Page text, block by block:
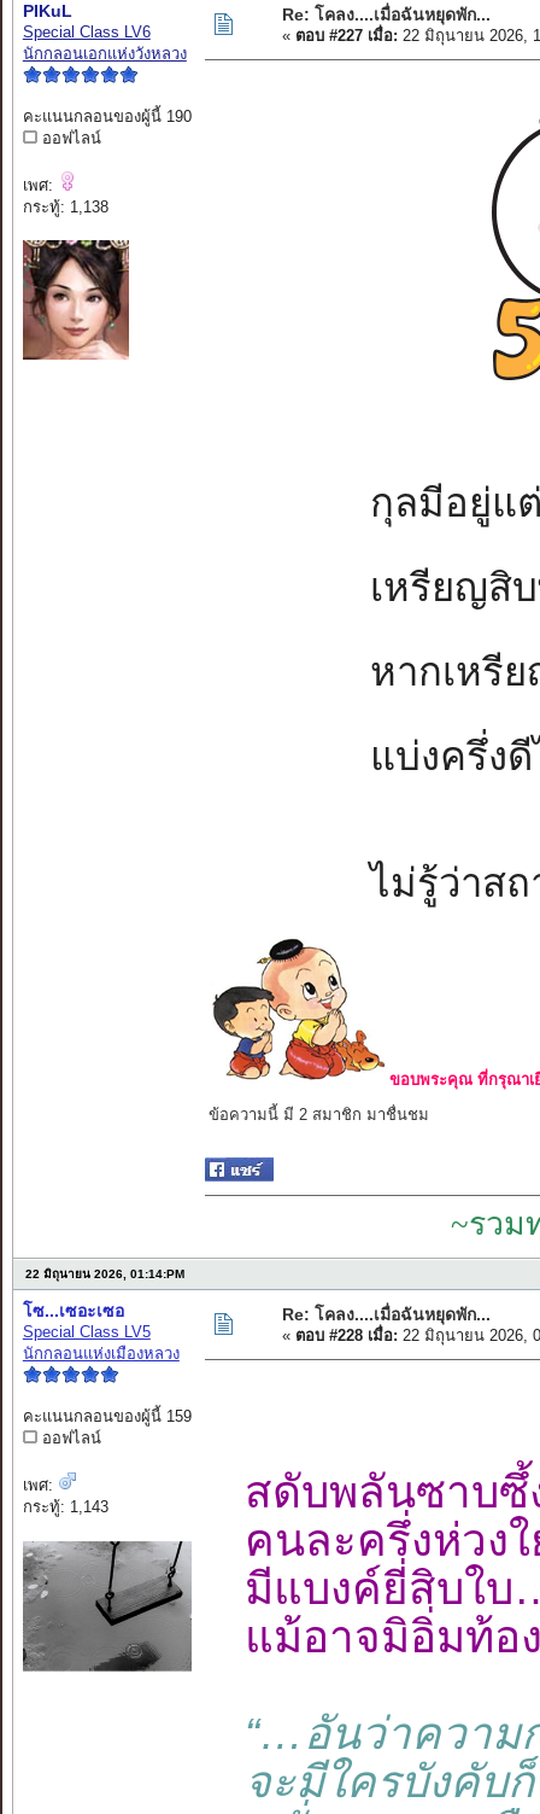
PIKuL
Special Class LV6
นักกลอนเอกแห่งวังหลวง
คะแนนกลอนของผู้นี้ 190
ออฟไลน์
เพศ:
กระทู้: 1,138
Re: โคลง....เมื่อฉันหยุดพัก...
« ตอบ #227 เมื่อ: 22 มิถุนายน 2026,
กุลมีอยู่แ
เหรียญสิ
หากเหรี
แบ่งครึ่ง
ไม่รู้ว่าส
ขอบพระคุณ ที่กรุณาเ
ข้อความนี้ มี 2 สมาชิก มาชื่นชม
~รวม
22 มิถุนายน 2026, 01:14:PM
โซ...เซอะเซอ
Special Class LV5
นักกลอนแห่งเมืองหลวง
คะแนนกลอนของผู้นี้ 159
ออฟไลน์
เพศ:
กระทู้: 1,143
Re: โคลง....เมื่อฉันหยุดพัก...
« ตอบ #228 เมื่อ: 22 มิถุนายน 2026,
สดับพลันซาบ
คนละครึ่งห่ว
มีแบงค์ยี่สิบใ
แม้อาจมิอิ่มท้
“…อันว่าความ
จะมีใครบังคั